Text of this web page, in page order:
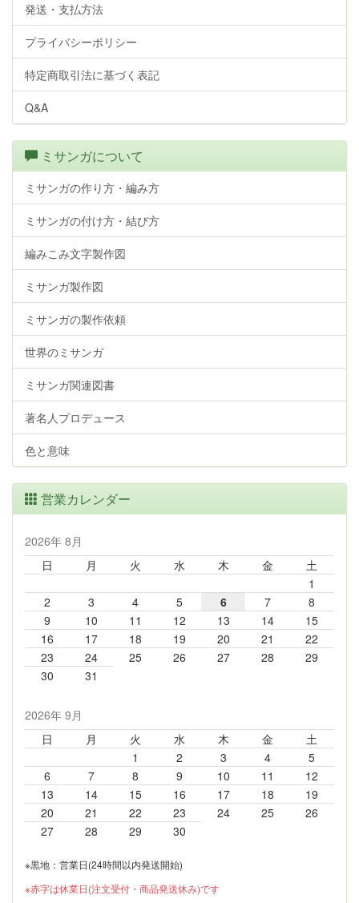
発送・支払方法
プライバシーポリシー
特定商取引法に基づく表記
Q&A
ミサンガについて
ミサンガの作り方・編み方
ミサンガの付け方・結び方
編みこみ文字製作図
ミサンガ製作図
ミサンガの製作依頼
世界のミサンガ
ミサンガ関連図書
著名人プロデュース
色と意味
営業カレンダー
2026年 8月
日
月 火 水 木 金
土
1
2
3 4 5 6 7
8
9
10 11 12 13 14
15
16
17 18 19 20 21
22
23
24 25 26 27 28
29
30
31
2026年 9月
日
月 火 水 木 金
土
1
2 3 4
5
6
7 8 9 10 11
12
13
14 15 16 17 18
19
20
21 22 23 24 25
26
27
28 29 30
※黒地：営業日(24時間以内発送開始)
※赤字は休業日(注文受付・商品発送休み)です